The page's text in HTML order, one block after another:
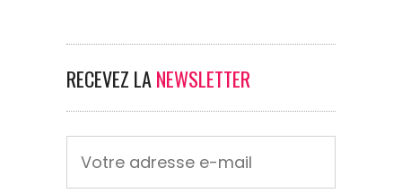
RECEVEZ LA NEWSLETTER